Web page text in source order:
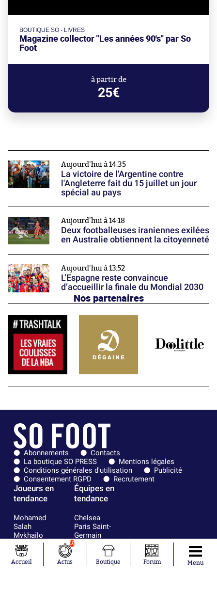
BOUTIQUE SO - LIVRES
Magazine collector "Les années 90's" par So
Foot
à partir de
25€
Aujourd'hui à 14:35
La victoire de l'Argentine contre
l'Angleterre fait du 15 juillet un jour
spécial au pays
Aujourd'hui à 14:18
Deux footballeuses iraniennes exilées
en Australie obtiennent la citoyenneté
Aujourd'hui à 13:52
L’Espagne reste convaincue
d’accueillir la finale du Mondial 2030
Nos partenaires
Abonnements
Contacts
La boutique SO PRESS
Mentions légales
Conditions générales d'utilisation
Publicité
Consentement RGPD
Recrutement
Joueurs en
tendance
Mohamed
Salah
Mykhailo
Mudryk
Neymar
Khalis Merah
Équipes en
tendance
Chelsea
Paris Saint-
Germain
Bordeaux
Olympique
lyonnais
Accueil
10
Actus Boutique Forum Menu